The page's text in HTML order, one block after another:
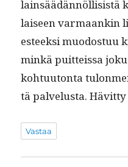
lain­säädän­nöl­li­sistä
laiseen var­maankin
esteek­si muo­dos­tuu
minkä puit­teis­sa
kohtu­u­ton­ta
tä palvelus­ta. Hävit­ty
Vastaa